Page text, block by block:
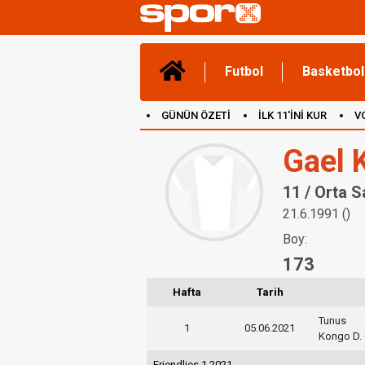
Futbol Basketbol
GÜNÜN ÖZETİ İLK 11'İNİ KUR
Gael
11 / Orta
21.6.1991 ()
Boy:
173
Hafta Tarih
1 05.06.2021
Tunus
Kongo D.